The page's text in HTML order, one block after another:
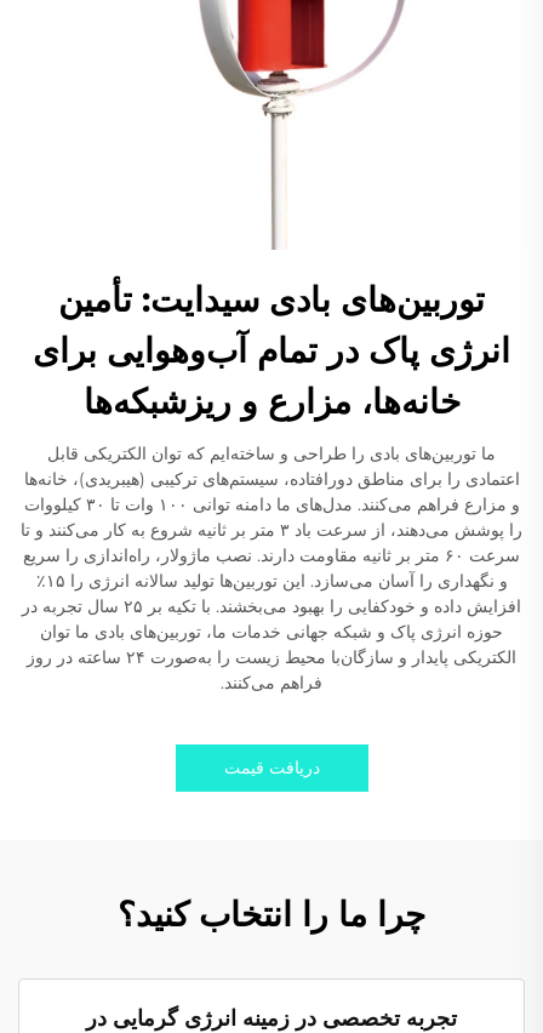
توربین‌های بادی سیدایت: تأمین
انرژی پاک در تمام آب‌وهوایی برای
خانه‌ها، مزارع و ریزشبکه‌ها
ما توربین‌های بادی را طراحی و ساخته‌ایم که توان الکتریکی قابل
اعتمادی را برای مناطق دورافتاده، سیستم‌های ترکیبی (هیبریدی)، خانه‌ها
و مزارع فراهم می‌کنند. مدل‌های ما دامنه توانی ۱۰۰ وات تا ۳۰ کیلووات
را پوشش می‌دهند، از سرعت باد ۳ متر بر ثانیه شروع به کار می‌کنند و تا
سرعت ۶۰ متر بر ثانیه مقاومت دارند. نصب ماژولار، راه‌اندازی را سریع
و نگهداری را آسان می‌سازد. این توربین‌ها تولید سالانه انرژی را ۱۵٪
افزایش داده و خودکفایی را بهبود می‌بخشند. با تکیه بر ۲۵ سال تجربه در
حوزه انرژی پاک و شبکه جهانی خدمات ما، توربین‌های بادی ما توان
الکتریکی پایدار و سازگان‌با محیط زیست را به‌صورت ۲۴ ساعته در روز
فراهم می‌کنند.
دریافت قیمت
چرا ما را انتخاب کنید؟
تجربه تخصصی در زمینه انرژی گرمایی در